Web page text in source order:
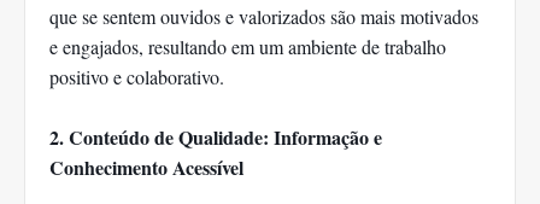
que se sentem ouvidos e valorizados são mais motivados
e engajados, resultando em um ambiente de trabalho
positivo e colaborativo.
2. Conteúdo de Qualidade: Informação e
Conhecimento Acessível